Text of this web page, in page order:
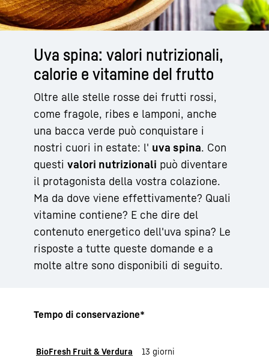
Uva spina: valori nutrizionali,
calorie e vitamine del frutto
Oltre alle stelle rosse dei frutti rossi,
come fragole, ribes e lamponi, anche
una bacca verde può conquistare i
nostri cuori in estate: l' uva spina. Con
questi valori nutrizionali può diventare
il protagonista della vostra colazione.
Ma da dove viene effettivamente? Quali
vitamine contiene? E che dire del
contenuto energetico dell'uva spina? Le
risposte a tutte queste domande e a
molte altre sono disponibili di seguito.
Tempo di conservazione*
BioFresh Fruit & Verdura
13 giorni